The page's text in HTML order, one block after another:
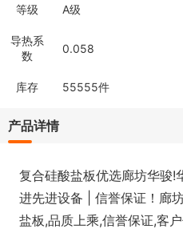
等级 A级
导热系
数
0.058
库存 55555件
产品详情
复合硅酸盐板优选廊坊华骏!
进先进设备 | 信誉保证！廊
盐板,品质上乘,信誉保证,客